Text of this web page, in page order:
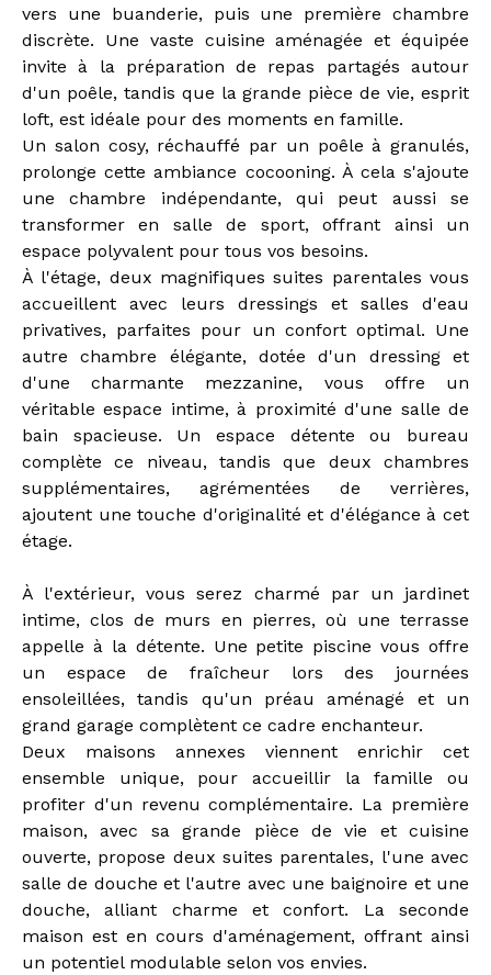
vers une buanderie, puis une première chambre
discrète. Une vaste cuisine aménagée et équipée
invite à la préparation de repas partagés autour
d'un poêle, tandis que la grande pièce de vie, esprit
loft, est idéale pour des moments en famille.
Un salon cosy, réchauffé par un poêle à granulés,
prolonge cette ambiance cocooning. À cela s'ajoute
une chambre indépendante, qui peut aussi se
transformer en salle de sport, offrant ainsi un
espace polyvalent pour tous vos besoins.
À l'étage, deux magnifiques suites parentales vous
accueillent avec leurs dressings et salles d'eau
privatives, parfaites pour un confort optimal. Une
autre chambre élégante, dotée d'un dressing et
d'une charmante mezzanine, vous offre un
véritable espace intime, à proximité d'une salle de
bain spacieuse. Un espace détente ou bureau
complète ce niveau, tandis que deux chambres
supplémentaires, agrémentées de verrières,
ajoutent une touche d'originalité et d'élégance à cet
étage.
À l'extérieur, vous serez charmé par un jardinet
intime, clos de murs en pierres, où une terrasse
appelle à la détente. Une petite piscine vous offre
un espace de fraîcheur lors des journées
ensoleillées, tandis qu'un préau aménagé et un
grand garage complètent ce cadre enchanteur.
Deux maisons annexes viennent enrichir cet
ensemble unique, pour accueillir la famille ou
profiter d'un revenu complémentaire. La première
maison, avec sa grande pièce de vie et cuisine
ouverte, propose deux suites parentales, l'une avec
salle de douche et l'autre avec une baignoire et une
douche, alliant charme et confort. La seconde
maison est en cours d'aménagement, offrant ainsi
un potentiel modulable selon vos envies.